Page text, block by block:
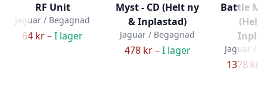
RF Unit
Jaguar / Begagnad
64 kr –I lager
Myst - CD (Helt ny
& Inplastad)
Jaguar / Begagnad
478 kr –I lager
Battle
(Helt
Jaguar /
1378 kr